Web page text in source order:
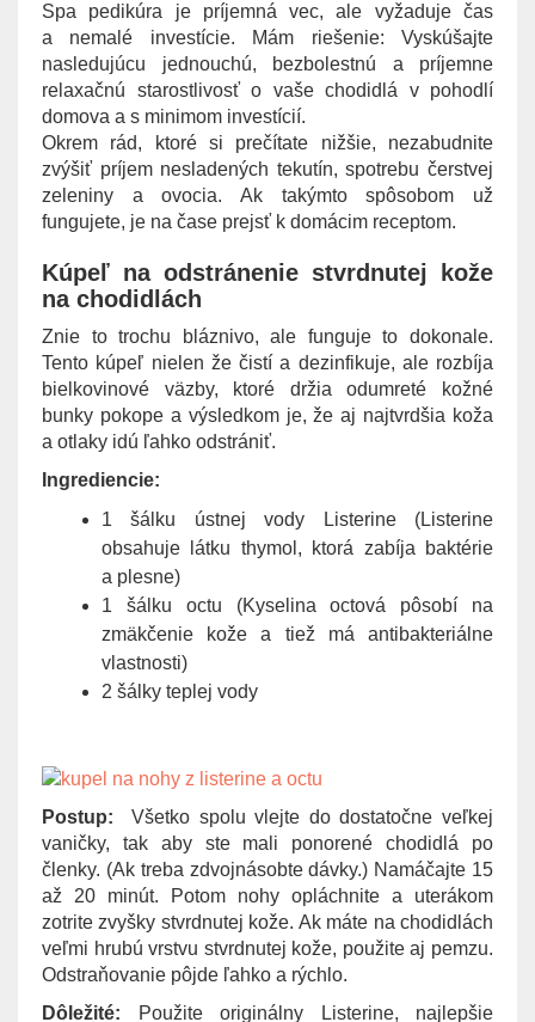
Spa pedikúra je príjemná vec, ale vyžaduje čas
a nemalé investície. Mám riešenie: Vyskúšajte
nasledujúcu jednouchú, bezbolestnú a príjemne
relaxačnú starostlivosť o vaše chodidlá v pohodlí
domova a s minimom investícií.
Okrem rád, ktoré si prečítate nižšie, nezabudnite
zvýšiť príjem nesladených tekutín, spotrebu čerstvej
zeleniny a ovocia. Ak takýmto spôsobom už
fungujete, je na čase prejsť k domácim receptom.
Kúpeľ na odstránenie stvrdnutej kože
na chodidlách
Znie to trochu bláznivo, ale funguje to dokonale.
Tento kúpeľ nielen že čistí a dezinfikuje, ale rozbíja
bielkovinové väzby, ktoré držia odumreté kožné
bunky pokope a výsledkom je, že aj najtvrdšia koža
a otlaky idú ľahko odstrániť.
Ingrediencie:
1 šálku ústnej vody Listerine (Listerine
obsahuje látku thymol, ktorá zabíja baktérie
a plesne)
1 šálku octu (Kyselina octová pôsobí na
zmäkčenie kože a tiež má antibakteriálne
vlastnosti)
2 šálky teplej vody
Postup:Všetko spolu vlejte do dostatočne veľkej
vaničky, tak aby ste mali ponorené chodidlá po
členky. (Ak treba zdvojnásobte dávky.) Namáčajte 15
až 20 minút. Potom nohy opláchnite a uterákom
zotrite zvyšky stvrdnutej kože. Ak máte na chodidlách
veľmi hrubú vrstvu stvrdnutej kože, použite aj pemzu.
Odstraňovanie pôjde ľahko a rýchlo.
Dôležité: Použite originálny Listerine, najlepšie